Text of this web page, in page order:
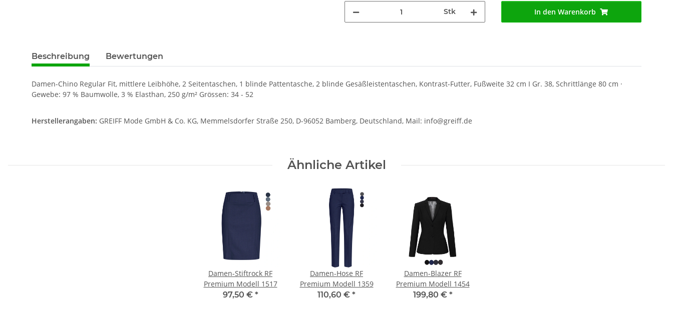
Stk In den Warenkorb
Beschreibung Bewertungen
Damen-Chino Regular Fit, mittlere Leibhöhe, 2 Seitentaschen, 1 blinde Pattentasche, 2 blinde Gesäßleistentaschen, Kontrast-Futter, Fußweite 32 cm I Gr. 38, Schrittlänge 80 cm ·
Gewebe: 97 % Baumwolle, 3 % Elasthan, 250 g/m² Grössen: 34 - 52
Herstellerangaben: GREIFF Mode GmbH & Co. KG, Memmelsdorfer Straße 250, D-96052 Bamberg, Deutschland, Mail: info@greiff.de
Ähnliche Artikel
Damen-Stiftrock RF
Premium Modell 1517
97,50 € *
Damen-Hose RF
Premium Modell 1359
110,60 € *
Damen-Blazer RF
Premium Modell 1454
199,80 € *